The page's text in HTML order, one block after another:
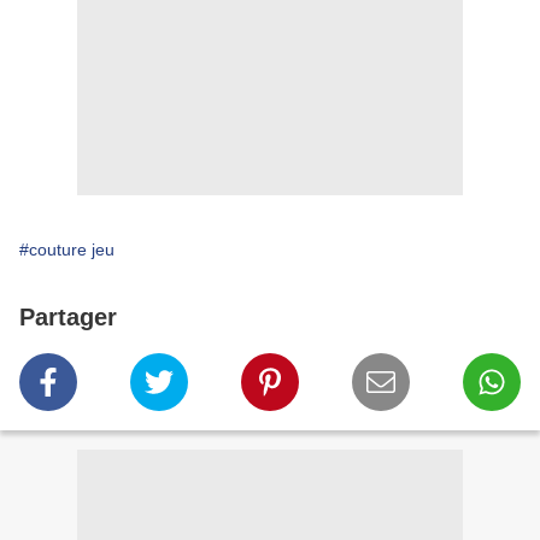
#couture jeu
Partager